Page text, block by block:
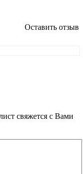
Оставить отзыв
свяжется с Вами